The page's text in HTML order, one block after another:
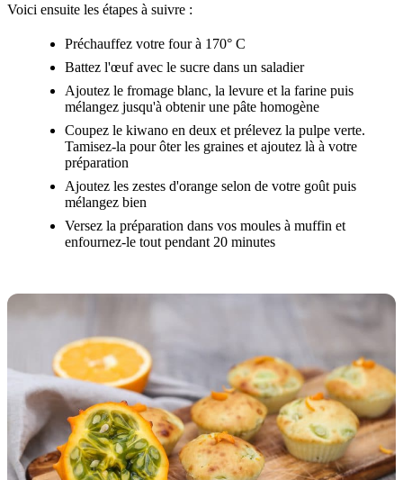
Voici ensuite les étapes à suivre :
Préchauffez votre four à 170° C
Battez l'œuf avec le sucre dans un saladier
Ajoutez le fromage blanc, la levure et la farine puis
mélangez jusqu'à obtenir une pâte homogène
Coupez le kiwano en deux et prélevez la pulpe verte.
Tamisez-la pour ôter les graines et ajoutez là à votre
préparation
Ajoutez les zestes d'orange selon de votre goût puis
mélangez bien
Versez la préparation dans vos moules à muffin et
enfournez-le tout pendant 20 minutes